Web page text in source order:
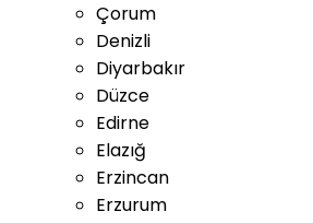
Çorum
Denizli
Diyarbakır
Düzce
Edirne
Elazığ
Erzincan
Erzurum